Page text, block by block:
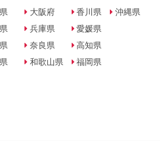
大阪府
兵庫県
奈良県
和歌山県
香川県
愛媛県
高知県
福岡県
沖縄県